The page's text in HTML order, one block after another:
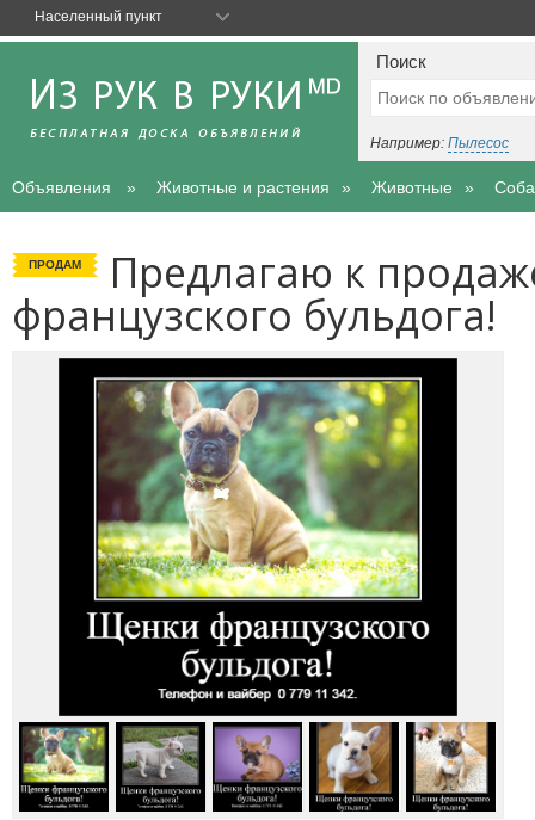
Поиск
Например: Пылесос
Объявления Животные и растения Животные
ПРОДАМ Предлагаю к
французского бульдога!
Населенный пункт